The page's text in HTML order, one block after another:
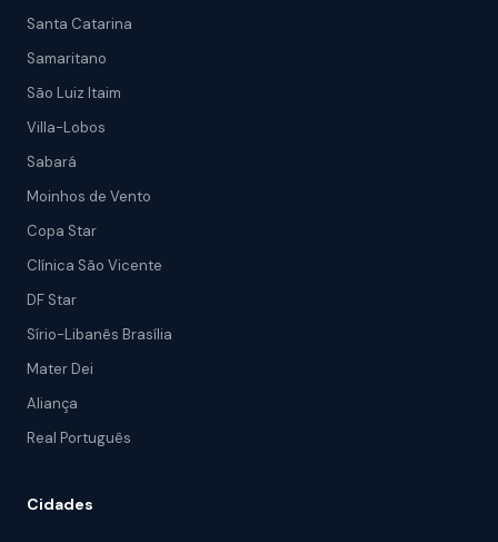
Santa Catarina
Samaritano
São Luiz Itaim
Villa-Lobos
Sabará
Moinhos de Vento
Copa Star
Clínica São Vicente
DF Star
Sírio-Libanês Brasília
Mater Dei
Aliança
Real Português
Cidades